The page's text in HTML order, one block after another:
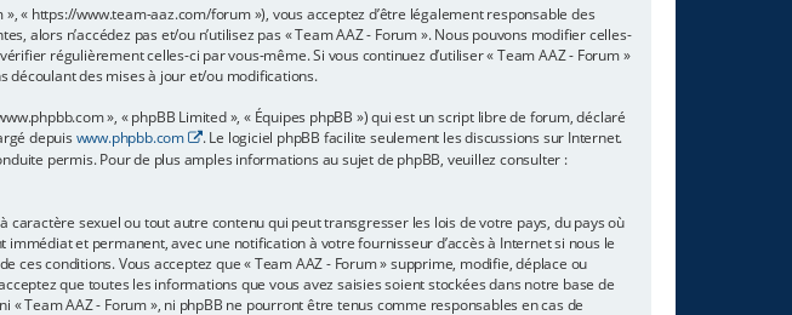
« https://www.team-aaz.com/forum »), vous acceptez d’être légalement responsable des
alors n’accédez pas et/ou n’utilisez pas « Team AAZ - Forum ». Nous pouvons modifier celles-
régulièrement celles-ci par vous-même. Si vous continuez d’utiliser « Team AAZ - Forum »
découlant des mises à jour et/ou modifications.
», « phpBB Limited », « Équipes phpBB ») qui est un script libre de forum, déclaré
depuis www.phpbb.com
. Le logiciel phpBB facilite seulement les discussions sur Internet.
permis. Pour de plus amples informations au sujet de phpBB, veuillez consulter :
sexuel ou tout autre contenu qui peut transgresser les lois de votre pays, du pays où
et permanent, avec une notification à votre fournisseur d’accès à Internet si nous le
conditions. Vous acceptez que « Team AAZ - Forum » supprime, modifie, déplace ou
que toutes les informations que vous avez saisies soient stockées dans notre base de
Team AAZ - Forum », ni phpBB ne pourront être tenus comme responsables en cas de